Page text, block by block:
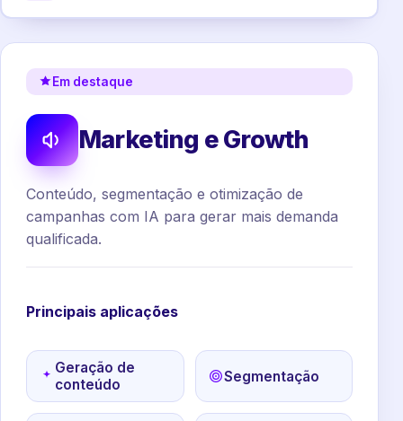
Em destaque
Marketing e Growth
Conteúdo, segmentação e otimização de
campanhas com IA para gerar mais demanda
qualificada.
Principais aplicações
Geração de
conteúdo
Segmentação